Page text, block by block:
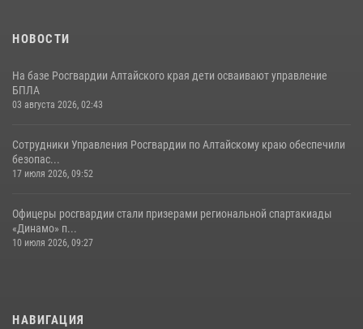
НОВОСТИ
На базе Росгвардии Алтайского края дети осваивают управление
БПЛА
03 августа 2026, 02:43
Сотрудники Управления Росгвардии по Алтайскому краю обеспечили
безопас...
17 июля 2026, 09:52
Офицеры росгвардии стали призерами региональной спартакиады
«Динамо» п...
10 июля 2026, 09:27
НАВИГАЦИЯ